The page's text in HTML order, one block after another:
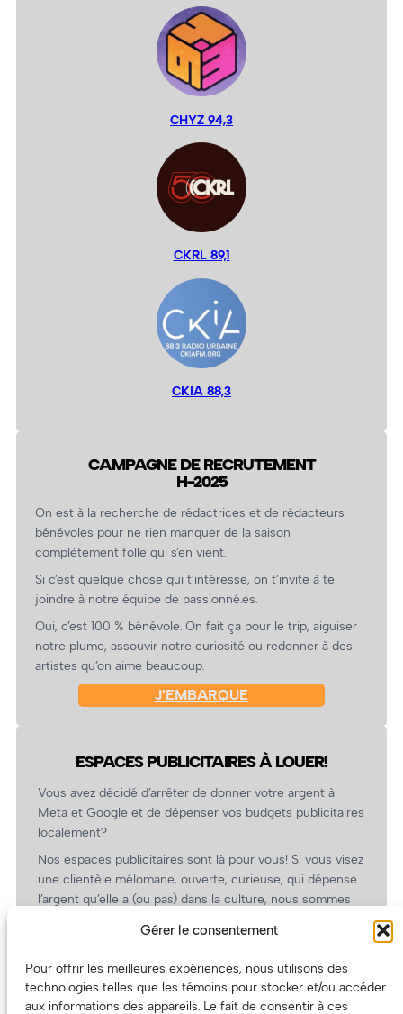
Gérer le consentement
Pour offrir les meilleures expériences, nous utilisons des
technologies telles que les témoins pour stocker et/ou accéder
aux informations des appareils. Le fait de consentir à ces
CHYZ 94,3
CKRL 89,1
CKIA 88,3
CAMPAGNE DE RECRUTEMENT
H-2025
On est à la recherche de rédactrices et de rédacteurs
bénévoles pour ne rien manquer de la saison
complètement folle qui s’en vient.
Si c’est quelque chose qui t’intéresse, on t’invite à te
joindre à notre équipe de passionné.es.
Oui, c’est 100 % bénévole. On fait ça pour le trip, aiguiser
notre plume, assouvir notre curiosité ou redonner à des
artistes qu’on aime beaucoup.
J’EMBARQUE
ESPACES PUBLICITAIRES À LOUER!
Vous avez décidé d’arrêter de donner votre argent à
Meta et Google et de dépenser vos budgets publicitaires
localement?
Nos espaces publicitaires sont là pour vous! Si vous visez
une clientèle mélomane, ouverte, curieuse, qui dépense
l’argent qu’elle a (ou pas) dans la culture, nous sommes
revient.
(Oui, on va avoir des tarifs spéciaux pour vous, les